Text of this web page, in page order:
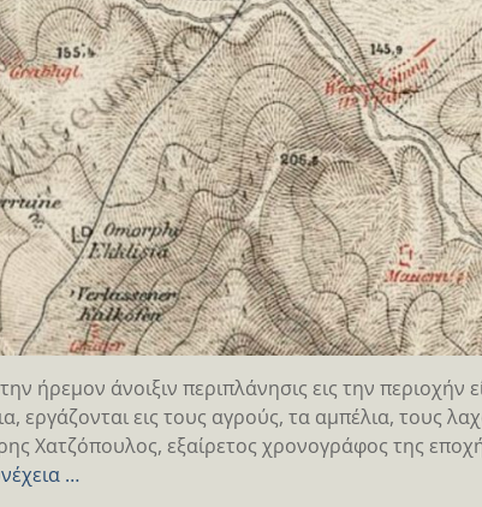
ήρεμον άνοιξιν περιπλάνησις εις την περιοχήν
εργάζονται εις τους αγρούς, τα αμπέλια, τους
Χατζόπουλος, εξαίρετος χρονογράφος της
…